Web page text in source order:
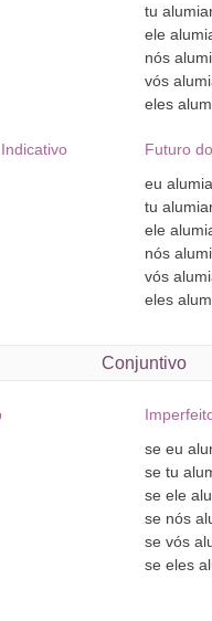
tu
ele
nós
vós
eles
Futuro
eu
tu
ele
nós
vós
eles
Conjuntivo
se eu
se tu
se ele
se nós
se vós
se eles